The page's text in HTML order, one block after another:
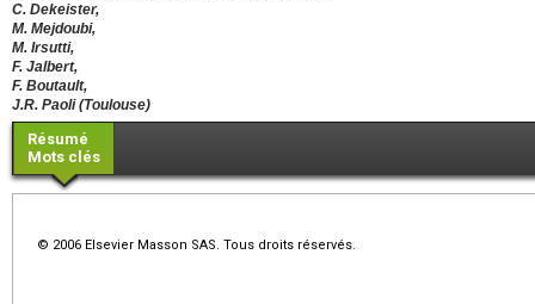
C. Dekeister,
M. Mejdoubi,
M. Irsutti,
F. Jalbert,
F. Boutault,
J.R. Paoli (Toulouse)
Résumé
Mots clés
© 2006 Elsevier Masson SAS. Tous droits réservés.